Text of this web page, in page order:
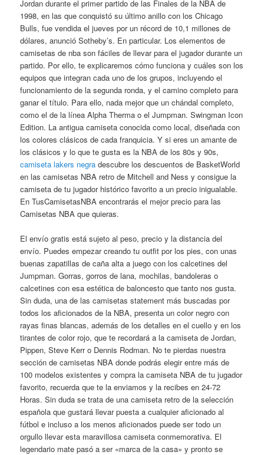
Jordan durante el primer partido de las Finales de la NBA de
1998, en las que conquistó su último anillo con los Chicago
Bulls, fue vendida el jueves por un récord de 10,1 millones de
dólares, anunció Sotheby’s. En particular. Los elementos de
camisetas de nba son fáciles de llevar para el jugador durante un
partido. Por ello, te explicaremos cómo funciona y cuáles son los
equipos que integran cada uno de los grupos, incluyendo el
funcionamiento de la segunda ronda, y el camino completo para
ganar el título. Para ello, nada mejor que un chándal completo,
como el de la línea Alpha Therma o el Jumpman. Swingman Icon
Edition. La antigua camiseta conocida como local, diseñada con
los colores clásicos de cada franquicia. Y si eres un amante de
los clásicos y lo que te gusta es la NBA de los 80s y 90s,
camiseta lakers negra descubre los descuentos de BasketWorld
en las camisetas NBA retro de Mitchell and Ness y consigue la
camiseta de tu jugador histórico favorito a un precio inigualable.
En TusCamisetasNBA encontrarás el mejor precio para las
Camisetas NBA que quieras.
El envío gratis está sujeto al peso, precio y la distancia del
envío. Puedes empezar creando tu outfit por los pies, con unas
buenas zapatillas de caña alta a juego con los calcetines del
Jumpman. Gorras, gorros de lana, mochilas, bandoleras o
calcetines con esa estética de baloncesto que tanto nos gusta.
Sin duda, una de las camisetas statement más buscadas por
todos los aficionados de la NBA, presenta un color negro con
rayas finas blancas, además de los detalles en el cuello y en los
tirantes de color rojo, que te recordará a la camiseta de Jordan,
Pippen, Steve Kerr o Dennis Rodman. No te pierdas nuestra
sección de camisetas NBA donde podrás elegir entre más de
100 modelos existentes y compra la camiseta NBA de tu jugador
favorito, recuerda que te la enviamos y la recibes en 24-72
Horas. Sin duda se trata de una camiseta retro de la selección
española que gustará llevar puesta a cualquier aficionado al
fútbol e incluso a los menos aficionados puede ser todo un
orgullo llevar esta maravillosa camiseta conmemorativa. El
legendario mate pasó a ser «marca de la casa» y pronto se